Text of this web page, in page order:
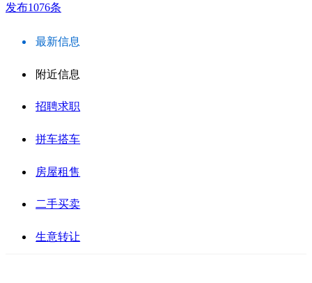
发布1076条
最新信息
附近信息
招聘求职
拼车搭车
房屋租售
二手买卖
生意转让